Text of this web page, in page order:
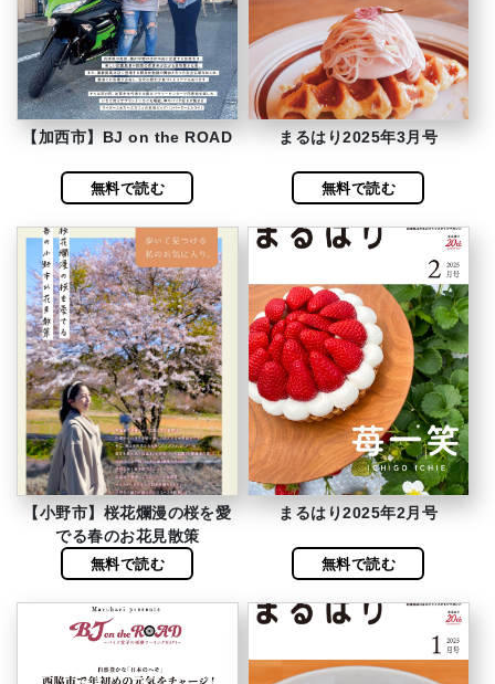
【加西市】BJ on the ROAD
無料で読む
まるはり2025年3月号
無料で読む
【小野市】桜花爛漫の桜を愛
でる春のお花見散策
無料で読む
まるはり2025年2月号
無料で読む